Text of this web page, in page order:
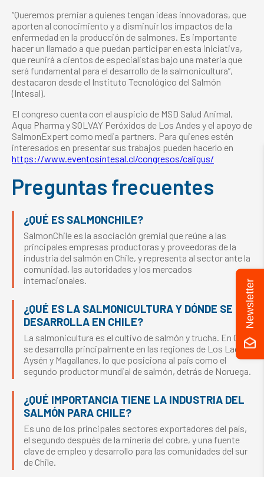
“Queremos premiar a quienes tengan ideas innovadoras, que
aporten al conocimiento y a disminuir los impactos de la
enfermedad en la producción de salmones. Es importante
hacer un llamado a que puedan participar en esta iniciativa,
que reunirá a cientos de especialistas bajo una materia que
será fundamental para el desarrollo de la salmonicultura”,
destacaron desde el Instituto Tecnológico del Salmón
(Intesal).
El congreso cuenta con el auspicio de MSD Salud Animal,
Aqua Pharma y SOLVAY Peróxidos de Los Andes y el apoyo de
SalmonExpert como media partners. Para quienes estén
interesados en presentar sus trabajos pueden hacerlo en
https://www.eventosintesal.cl/congresos/caligus/
Preguntas frecuentes
¿QUÉ ES SALMONCHILE?
SalmonChile es la asociación gremial que reúne a las
principales empresas productoras y proveedoras de la
industria del salmón en Chile, y representa al sector ante la
comunidad, las autoridades y los mercados
internacionales.
¿QUÉ ES LA SALMONICULTURA Y DÓNDE SE
DESARROLLA EN CHILE?
La salmonicultura es el cultivo de salmón y trucha. En Chile
se desarrolla principalmente en las regiones de Los Lagos,
Aysén y Magallanes, lo que posiciona al país como el
segundo productor mundial de salmón, detrás de Noruega.
¿QUÉ IMPORTANCIA TIENE LA INDUSTRIA DEL
SALMÓN PARA CHILE?
Es uno de los principales sectores exportadores del país,
el segundo después de la minería del cobre, y una fuente
clave de empleo y desarrollo para las comunidades del sur
de Chile.
Newsletter